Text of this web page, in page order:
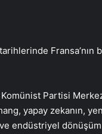
Fransa’nın
Komünist Partisi
yapay zekanın,
endüstriyel